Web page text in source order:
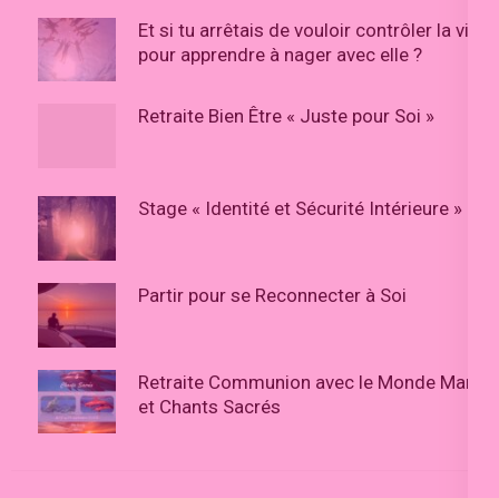
Et si tu arrêtais de vouloir contrôler la vie
pour apprendre à nager avec elle ?
Retraite Bien Être « Juste pour Soi »
Stage « Identité et Sécurité Intérieure »
Partir pour se Reconnecter à Soi
Retraite Communion avec le Monde Marin
et Chants Sacrés